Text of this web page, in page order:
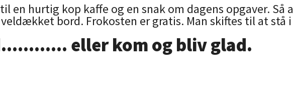
en hurtig kop kaffe og en snak om dagens opgaver. Så
bord. Frokosten er gratis. Man skiftes til at stå
eller kom og bliv glad.